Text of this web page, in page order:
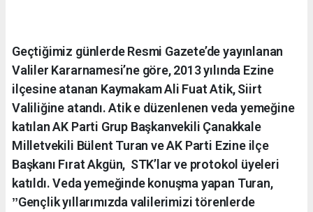
Geçtiğimiz günlerde Resmi Gazete’de yayınlanan
Valiler Kararnamesi’ne göre, 2013 yılında Ezine
ilçesine atanan Kaymakam Ali Fuat Atik, Siirt
Valiliğine atandı. Atik e düzenlenen veda yemeğine
katılan AK Parti Grup Başkanvekili Çanakkale
Milletvekili Bülent Turan ve AK Parti Ezine ilçe
Başkanı Fırat Akgün, STK’lar ve protokol üyeleri
katıldı. Veda yemeğinde konuşma yapan Turan,
ˮGençlik yıllarımızda valilerimizi törenlerde